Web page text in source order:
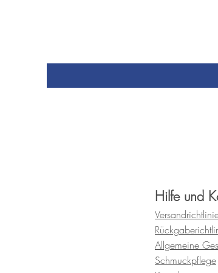
Hilfe und
Allgemeine
Schmuckpflege